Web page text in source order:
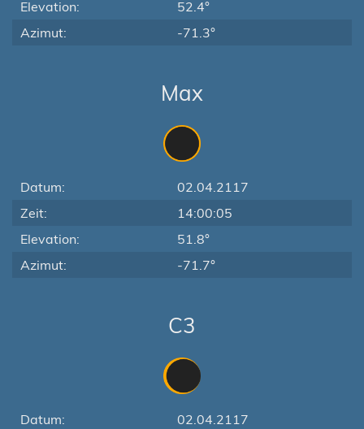
Elevation:
52.4°
Azimut:
-71.3°
Max
Datum:
02.04.2117
Zeit:
14:00:05
Elevation:
51.8°
Azimut:
-71.7°
C3
Datum:
02.04.2117